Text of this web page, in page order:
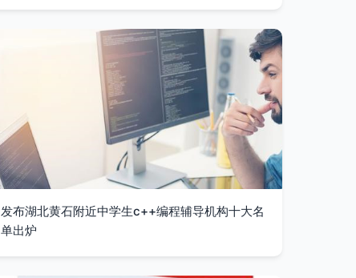
发布湖北黄石附近中学生c++编程辅导机构十大名
单出炉